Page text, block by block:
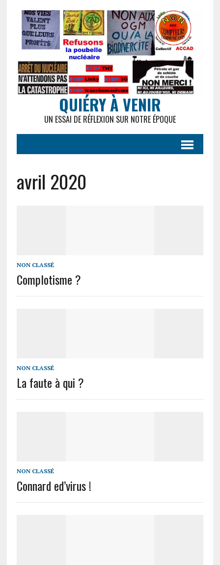
QUIÉRY À VENIR
UN ESSAI DE RÉFLEXION SUR NOTRE ÉPOQUE
avril 2020
NON CLASSÉ
Complotisme ?
NON CLASSÉ
La faute à qui ?
NON CLASSÉ
Connard ed’virus !